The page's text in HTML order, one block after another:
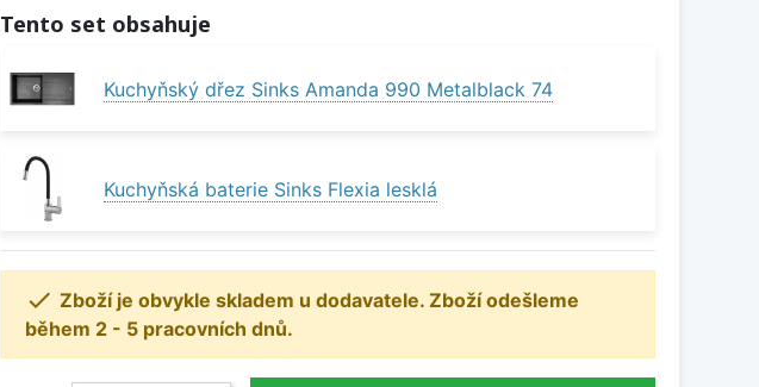
Tento set obsahuje
Kuchyňský dřez Sinks Amanda 990 Metalblack 74
Kuchyňská baterie Sinks Flexia lesklá
 Zboží je obvykle skladem u dodavatele. Zboží odešleme
během 2 - 5 pracovních dnů.